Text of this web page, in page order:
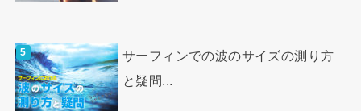
サーフィンでの波のサイズの測り方
と疑問...